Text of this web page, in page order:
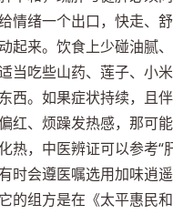
情绪一个出口，快走、
起来。饮食上少碰油腻
当吃些山药、莲子、小
西。如果症状持续，且
红、烦躁发热感，那可
热，中医辨证可以参考“
时会遵医嘱选用加味逍
的组方是在《太平惠民